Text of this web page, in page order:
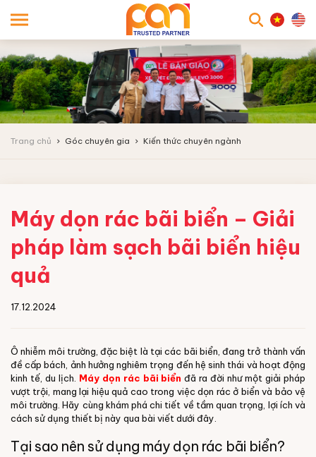
Trang chủ Góc chuyên gia Kiến thức chuyên ngành
Máy dọn rác bãi biển – Giải
pháp làm sạch bãi biển hiệu
quả
17.12.2024
Ô nhiễm môi trường, đặc biệt là tại các bãi biển, đang trở thành vấn
đề cấp bách, ảnh hưởng nghiêm trọng đến hệ sinh thái và hoạt động
kinh tế, du lịch. Máy dọn rác bãi biểnđã ra đời như một giải pháp
vượt trội, mang lại hiệu quả cao trong việc dọn rác ở biển và bảo vệ
môi trường. Hãy cùng khám phá chi tiết về tầm quan trọng, lợi ích và
cách sử dụng thiết bị này qua bài viết dưới đây.
Tại sao nên sử dụng máy dọn rác bãi biển?